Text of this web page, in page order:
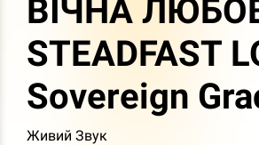
ВІЧНА
STEADFAST
Sovereign
Живий Звук